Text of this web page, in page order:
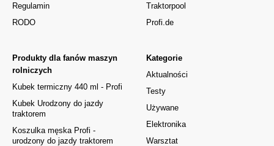
Regulamin
RODO
Kategorie
Aktualności
Testy
Używane
Elektronika
Warsztat
Produkty dla fanów maszyn
rolniczych
Kubek termiczny 440 ml - Profi
Kubek Urodzony do jazdy
traktorem
Koszulka męska Profi -
urodzony do jazdy traktorem
Traktorpool
Profi.de